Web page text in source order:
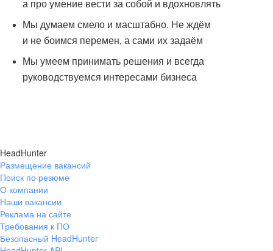
а про умение вести за собой и вдохновлять
Мы думаем смело и масштабно. Не ждём
и не боимся перемен, а сами их задаём
Мы умеем принимать решения и всегда
руководствуемся интересами бизнеса
HeadHunter
Размещение вакансий
Поиск по резюме
О компании
Наши вакансии
Реклама на сайте
Требования к ПО
Безопасный HeadHunter